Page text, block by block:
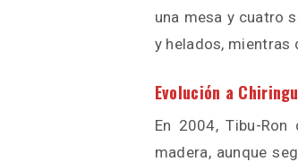
una mesa y cuatro
y helados, mientras
Evolución a
En 2004, Tibu-
madera, aunque